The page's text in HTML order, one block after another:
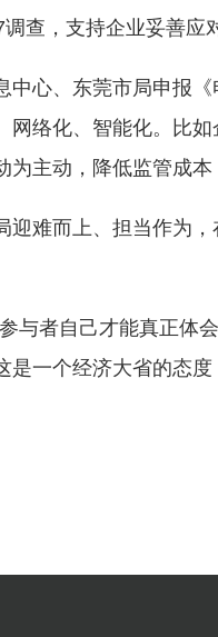
查，支持企业妥善应
心、东莞市局申报
络化、智能化。比
主动，降低监管成本
难而上、担当作为
与者自己才能真正体
一个经济大省的态度